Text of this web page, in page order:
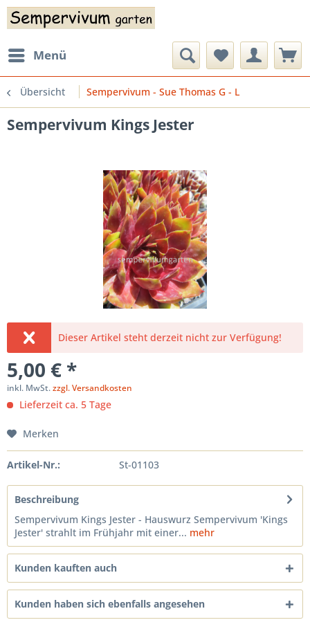
Menü
Übersicht Sempervivum - Sue Thomas G - L
Sempervivum Kings Jester
Dieser Artikel steht derzeit nicht zur Verfügung!
5,00 € *
inkl. MwSt.zzgl. Versandkosten
Lieferzeit ca. 5 Tage
Merken
Artikel-Nr.: St-01103
Beschreibung
Sempervivum Kings Jester - Hauswurz Sempervivum 'Kings
Jester' strahlt im Frühjahr mit einer... mehr
Kunden kauften auch
Kunden haben sich ebenfalls angesehen